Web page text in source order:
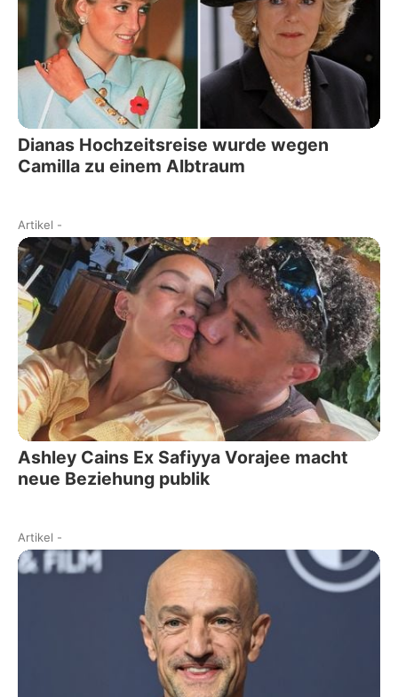
Dianas Hochzeitsreise wurde wegen
Camilla zu einem Albtraum
Artikel -
Ashley Cains Ex Safiyya Vorajee macht
neue Beziehung publik
Artikel -